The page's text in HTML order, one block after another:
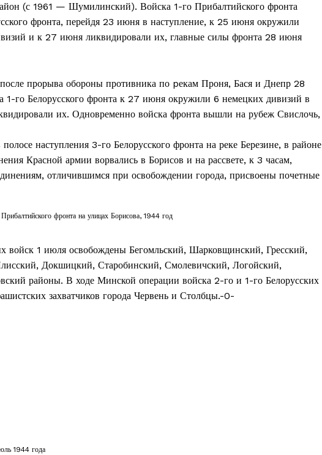
Газета
Наша гісторыя
Контакты
Электронные обращения
(с 1961 — Шумилинский). Войска 1-го Прибалтийского фронта
фронта, перейдя 23 июня в наступление, к 25 июня окружили
и к 27 июня ликвидировали их, главные силы фронта 28 июня
прорыва обороны противника по pекам Проня, Бася и Днепр 28
го Белорусского фронта к 27 июня окружили 6 немецких дивизий в
их. Одновременно войска фронта вышли на рубеж Свислочь,
наступления 3-го Белорусского фронта на реке Березине, в районе
Красной армии ворвались в Борисов и на рассвете, к 3 часам,
отличившимся при освобождении города, присвоены почетные
фронта на улицах Борисова, 1944 год
войск 1 июля освобождены Бегомльский, Шарковщинский, Гресский,
Докшицкий, Старобинский, Смолевичский, Логойский,
районы. В ходе Минской операции войска 2-го и 1-го Белорусских
захватчиков города Червень и Столбцы.-0-
1944 года